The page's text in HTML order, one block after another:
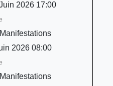
2026 17:00
2026 08:00